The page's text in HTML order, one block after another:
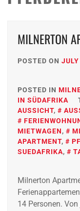
MILNERTON
POSTED ON
POSTED IN
IN SÜDAFRIKA
AUSSICHT,
MIETWAGEN,
APARTMENT,
SUEDAFRIKA,
Milnerton
14 Personen.